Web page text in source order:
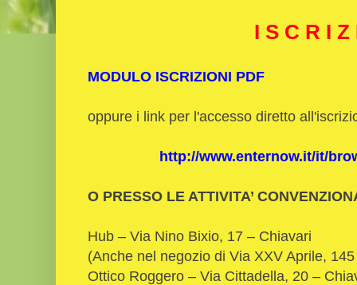
I S C R I Z
MODULO ISCRIZIONI PDF
oppure i link per l'accesso diretto
http://www.enternow.it/it/
O PRESSO LE ATTIVITA’
Hub – Via Nino Bixio, 17 – Chiavari
(Anche nel negozio di Via XXV Aprile,
Ottico Roggero – Via Cittadella, 20 –